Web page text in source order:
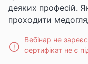
деяких професій.
проходити
Вебінар не
сертифікат не є